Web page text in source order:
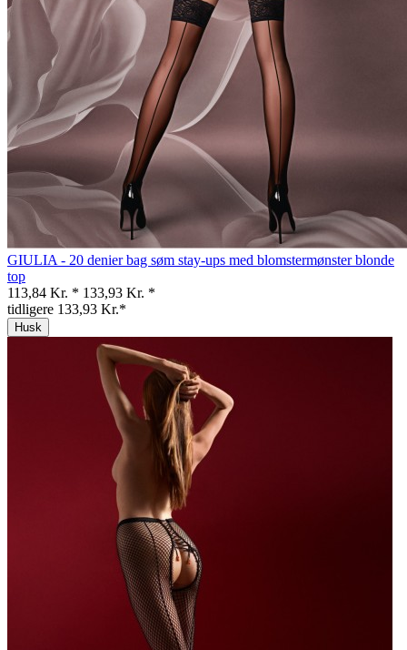
GIULIA - 20 denier bag søm stay-ups med blomstermønster blonde
top
113,84 Kr. * 133,93 Kr. *
tidligere 133,93 Kr.*
Husk